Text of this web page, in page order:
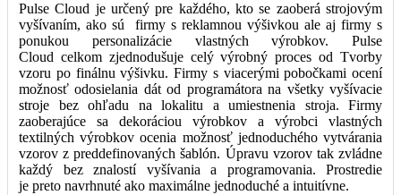
Pulse Cloud je určený pre každého, kto se zaoberá strojovým
vyšívaním, ako sú firmy s reklamnou výšivkou ale aj firmy s
ponukou personalizácie vlastných výrobkov. Pulse
Cloud celkom zjednodušuje celý výrobný proces od Tvorby
vzoru po finálnu výšivku. Firmy s viacerými pobočkami ocení
možnosť odosielania dát od programátora na všetky vyšívacie
stroje bez ohľadu na lokalitu a umiestnenia stroja. Firmy
zaoberajúce sa dekoráciou výrobkov a výrobci vlastných
textilných výrobkov ocenia možnosť jednoduchého vytvárania
vzorov z preddefinovaných šablón. Úpravu vzorov tak zvládne
každý bez znalostí vyšívania a programovania. Prostredie
je preto navrhnuté ako maximálne jednoduché a intuitívne.